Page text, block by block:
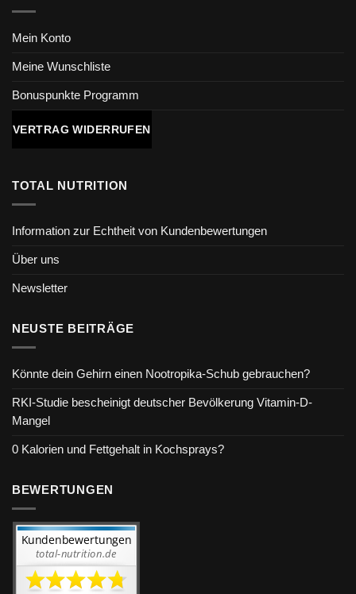
Mein Konto
Meine Wunschliste
Bonuspunkte Programm
VERTRAG WIDERRUFEN
TOTAL NUTRITION
Information zur Echtheit von Kundenbewertungen
Über uns
Newsletter
NEUSTE BEITRÄGE
Könnte dein Gehirn einen Nootropika-Schub gebrauchen?
RKI-Studie bescheinigt deutscher Bevölkerung Vitamin-D-
Mangel
0 Kalorien und Fettgehalt in Kochsprays?
BEWERTUNGEN